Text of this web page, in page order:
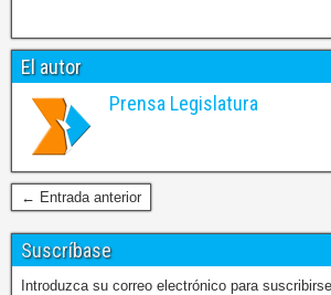
El autor
Prensa Legislatura
← Entrada anterior
Suscríbase
Introduzca su correo electrónico para